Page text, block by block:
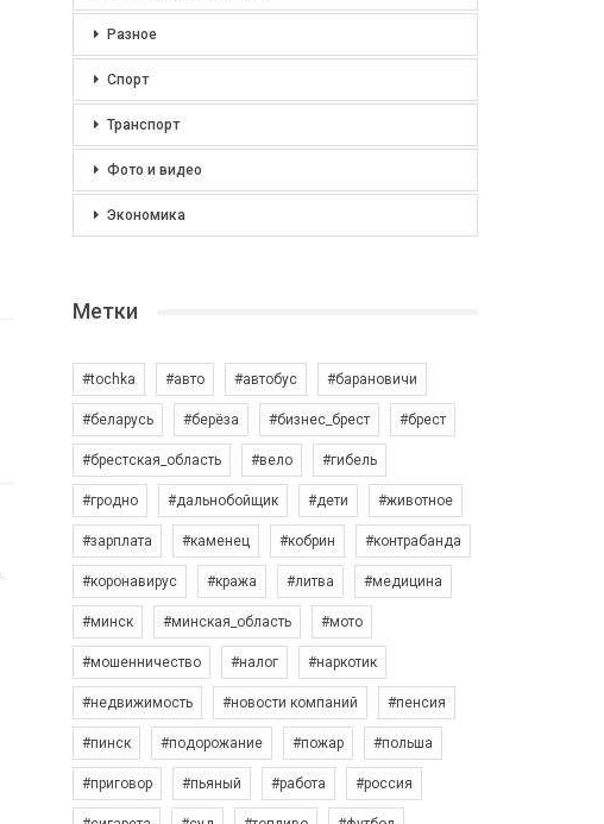
Разное
Спорт
Транспорт
Фото и видео
Экономика
Метки
#tochka #авто #автобус #барановичи
#беларусь #берёза #бизнес_брест #брест
#брестская_область #вело #гибель
#гродно #дальнобойщик #дети #животное
#зарплата #каменец #кобрин #контрабанда
#коронавирус #кража #литва #медицина
#минск #минская_область #мото
#мошенничество #налог #наркотик
#недвижимость #новости компаний #пенсия
#пинск #подорожание #пожар #польша
#приговор #пьяный #работа #россия